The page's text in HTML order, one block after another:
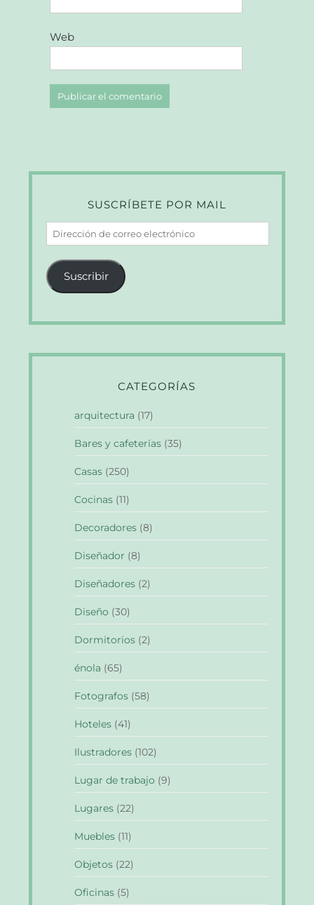
Web
SUSCRÍBETE POR MAIL
Dirección
de
correo
electrónico
Suscribir
CATEGORÍAS
arquitectura (17)
Bares y cafeterías (35)
Casas (250)
Cocinas (11)
Decoradores (8)
Diseñador (8)
Diseñadores (2)
Diseño (30)
Dormitorios (2)
énola (65)
Fotografos (58)
Hoteles (41)
Ilustradores (102)
Lugar de trabajo (9)
Lugares (22)
Muebles (11)
Objetos (22)
Oficinas (5)